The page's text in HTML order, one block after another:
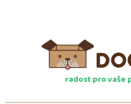
radost pro vaše